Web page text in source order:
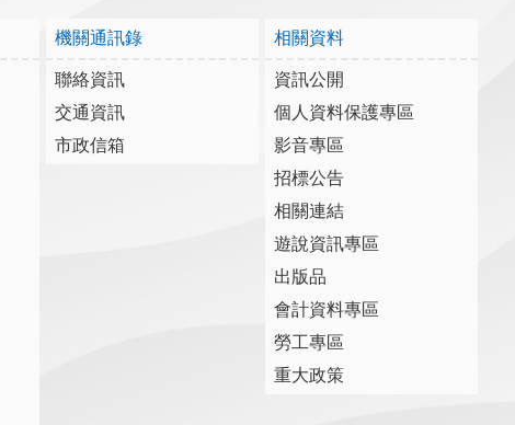
機關通訊錄
聯絡資訊
交通資訊
市政信箱
相關資料
資訊公開
個人資料保護專區
影音專區
招標公告
相關連結
遊說資訊專區
出版品
會計資料專區
勞工專區
重大政策